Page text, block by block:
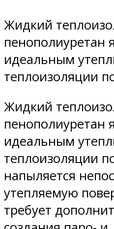
Жидкий
пенополиуретан
идеальным
теплоизоляции
Жидкий
пенополиуретан
идеальным
теплоизоляции
напыляется
утепляемую
требует